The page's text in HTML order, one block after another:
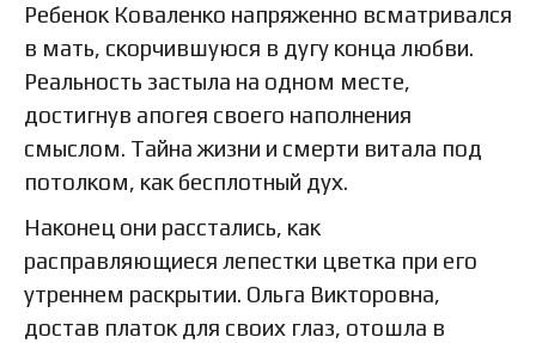
Ребенок Коваленко напряженно всматривался
в мать, скорчившуюся в дугу конца любви.
Реальность застыла на одном месте,
достигнув апогея своего наполнения
смыслом. Тайна жизни и смерти витала под
потолком, как бесплотный дух.
Наконец они расстались, как
расправляющиеся лепестки цветка при его
утреннем раскрытии. Ольга Викторовна,
достав платок для своих глаз, отошла в